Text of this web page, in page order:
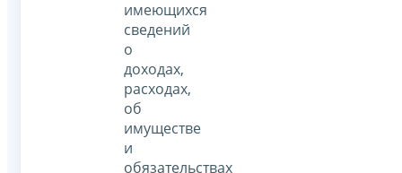
имеющихся
сведений
о
доходах,
расходах,
об
имуществе
и
обязательствах